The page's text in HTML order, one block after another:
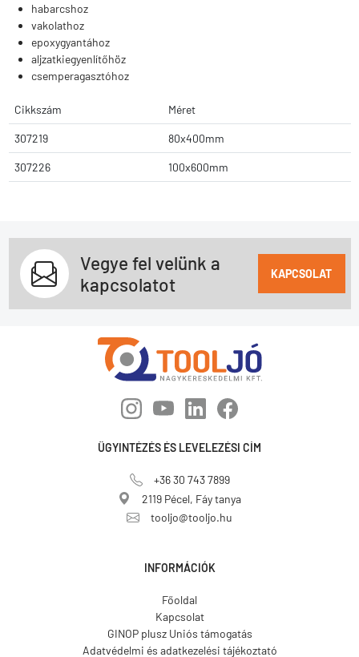
habarcshoz
vakolathoz
epoxygyantához
aljzatkiegyenlítőhöz
csemperagasztóhoz
Cikkszám Méret
307219 80x400mm
307226 100x600mm
Vegye fel velünk a
kapcsolatot
KAPCSOLAT
ÜGYINTÉZÉS ÉS LEVELEZÉSI CÍM
+36 30 743 7899
2119 Pécel, Fáy tanya
tooljo@tooljo.hu
INFORMÁCIÓK
Főoldal
Kapcsolat
GINOP plusz Uniós támogatás
Adatvédelmi és adatkezelési tájékoztató